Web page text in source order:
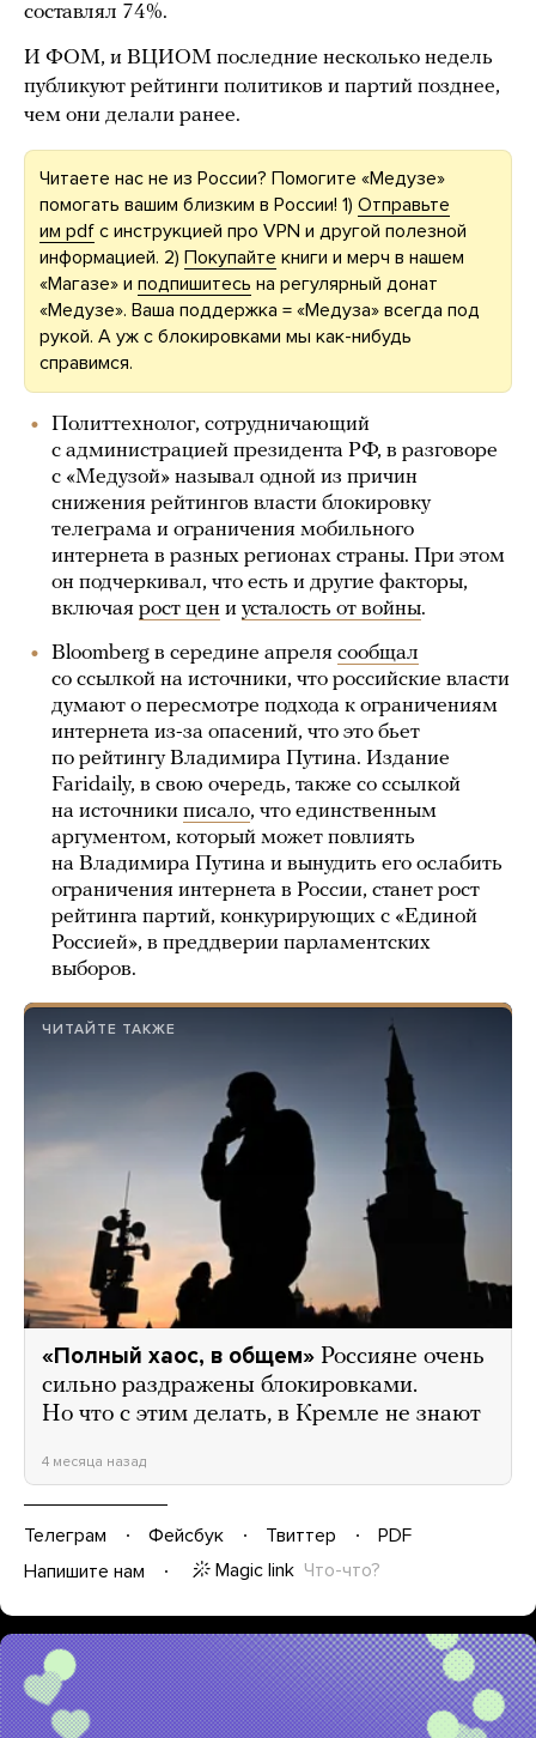
составлял 74%.
И ФОМ, и ВЦИОМ последние несколько недель
публикуют рейтинги политиков и партий позднее,
чем они делали ранее.
Читаете нас не из России? Помогите «Медузе»
помогать вашим близким в России! 1) Отправьте
им pdf с инструкцией про VPN и другой полезной
информацией. 2) Покупайте книги и мерч в нашем
«Магазе» и подпишитесь на регулярный донат
«Медузе». Ваша поддержка = «Медуза» всегда под
рукой. А уж с блокировками мы как-нибудь
справимся.
Политтехнолог, сотрудничающий
с администрацией президента РФ, в разговоре
с «Медузой» называл одной из причин
снижения рейтингов власти блокировку
телеграма и ограничения мобильного
интернета в разных регионах страны. При этом
он подчеркивал, что есть и другие факторы,
включая рост цен и усталость от войны.
Bloomberg в середине апреля сообщал
со ссылкой на источники, что российские власти
думают о пересмотре подхода к ограничениям
интернета из-за опасений, что это бьет
по рейтингу Владимира Путина. Издание
Faridaily, в свою очередь, также со ссылкой
на источники писало, что единственным
аргументом, который может повлиять
на Владимира Путина и вынудить его ослабить
ограничения интернета в России, станет рост
рейтинга партий, конкурирующих с «Единой
Россией», в преддверии парламентских
выборов.
ЧИТАЙТЕ ТАКЖЕ
«Полный хаос, в общем» Россияне очень
сильно раздражены блокировками.
Но что с этим делать, в Кремле не знают
4 месяца назад
Телеграм Фейсбук Твиттер
PDF
Напишите нам
Magic link Что-что?